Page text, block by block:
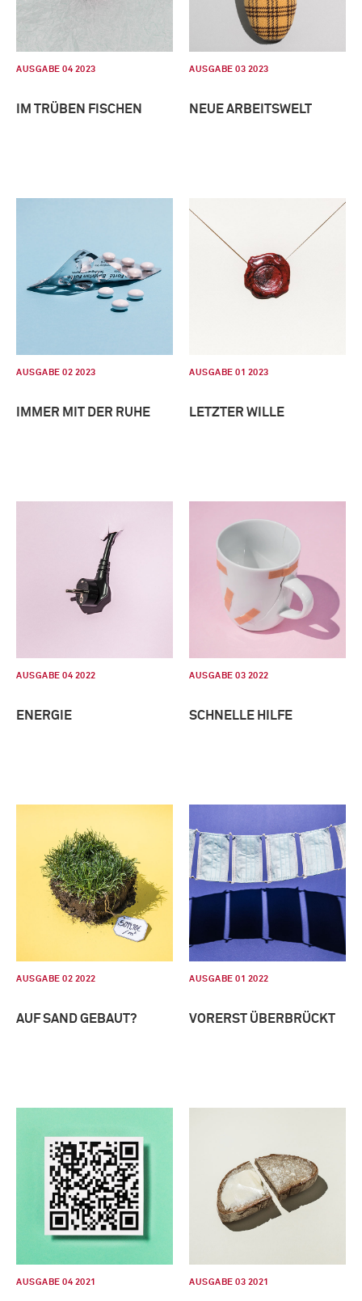
AUSGABE 04 2023
IM TRÜBEN FISCHEN
AUSGABE 03 2023
NEUE ARBEITSWELT
AUSGABE 02 2023
IMMER MIT DER RUHE
AUSGABE 01 2023
LETZTER WILLE
AUSGABE 04 2022
ENERGIE
AUSGABE 03 2022
SCHNELLE HILFE
AUSGABE 02 2022
AUF SAND GEBAUT?
AUSGABE 01 2022
VORERST ÜBERBRÜCKT
AUSGABE 04 2021 AUSGABE 03 2021